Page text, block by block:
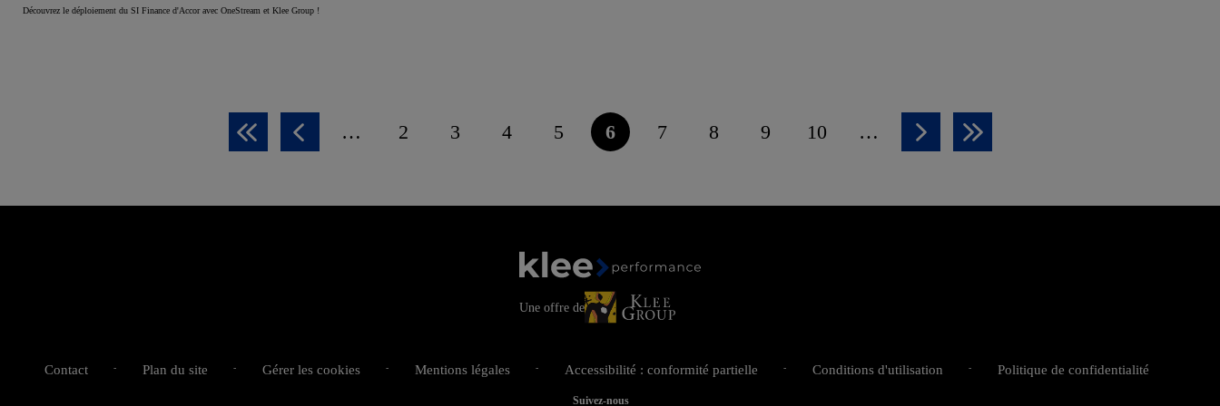
Découvrez le déploiement du SI Finance d'Accor avec OneStream et Klee Group !
PremièrePage
… Page
2 Page
3 Page
4 Page
5
Page
6 Page
7 Page
8 Page
9 Page
10 …
Page
Dernière
Une offre de
Contact Plan du site Gérer les cookies Mentions légales Accessibilité : conformité partielle Conditions d'utilisation Politique de confidentialité
Suivez-nous